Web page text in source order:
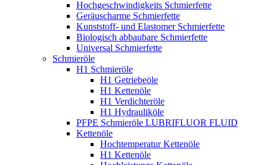
Hochgeschwindigkeits Schmierfette
Geräuscharme Schmierfette
Kunststoff- und Elastomer Schmierfette
Biologisch abbaubare Schmierfette
Universal Schmierfette
Schmieröle
H1 Schmieröle
H1 Getriebeöle
H1 Kettenöle
H1 Verdichteröle
H1 Hydrauliköle
PFPE Schmieröle LUBRIFLUOR FLUID
Kettenöle
Hochtemperatur Kettenöle
H1 Kettenöle